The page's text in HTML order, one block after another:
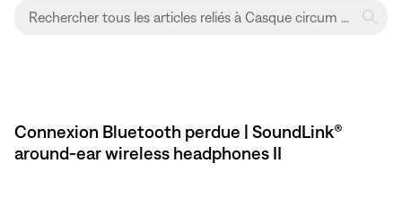
Connexion Bluetooth perdue | SoundLink®
around-ear wireless headphones II